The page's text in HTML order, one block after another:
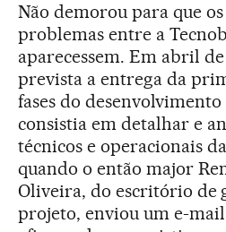
Não demorou para que
problemas entre a
aparecessem. Em abril de
prevista a entrega da
fases do
consistia em detalhar e
técnicos e operacionais
quando o então major
Oliveira, do escritório de
projeto, enviou um e-